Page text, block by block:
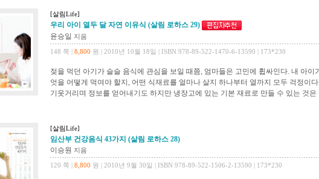
[살림Life]
우리 아이 열두 달 자연 이유식 (살림 로하스 29)
윤승일 지음
148 쪽 | 8,800 원 | 2010년 10월 18일 | ISBN 978-89-522-1470-6-13590 | 173*230
젖을 먹던 아기가 슬슬 음식에 관심을 보일 때쯤, 엄마들은 고민에 휩싸인다. 내 아이
엇을 어떻게 먹여야 할지, 어떤 식재료를 얼마나 살지 하나부터 열까지 모두 걱정이
기웃거리며 정보를 얻어내기도 하지만 냉장고에 있는 기본 재료로 만들 수 있는 것은
[살림Life]
임산부 건강음식 43가지 (살림 로하스 28)
이승원 지음
120 쪽 | 8,800 원 | 2010년 9월 30일 | ISBN 978-89-522-1506-2-13590 | 173*230